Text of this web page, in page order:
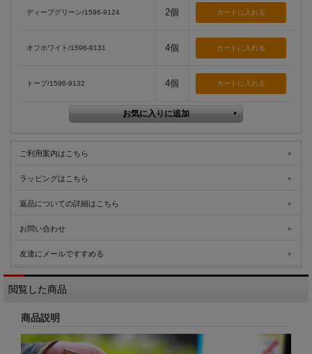
ディープグリーン/1596-9124 2個
オフホワイト/1596-9131 4個
トープ/1596-9132 4個
ご利用案内はこちら
ラッピングはこちら
返品についての詳細はこちら
お問い合わせ
友達にメールですすめる
閲覧した商品
商品説明